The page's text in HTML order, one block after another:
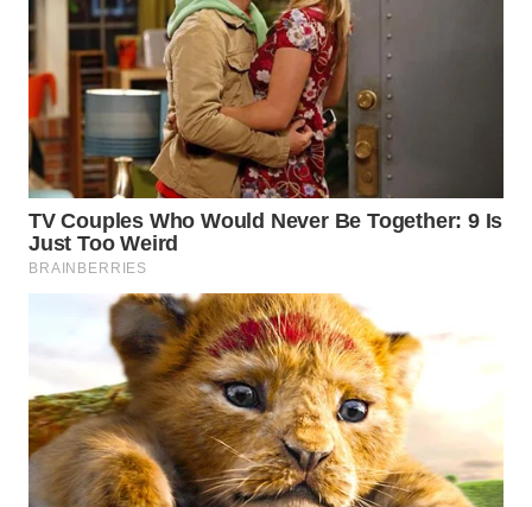
MALUKU
WN
MALUT
WN
DAIRI
WN
DANAU
NIAS
WN
LANGKAT